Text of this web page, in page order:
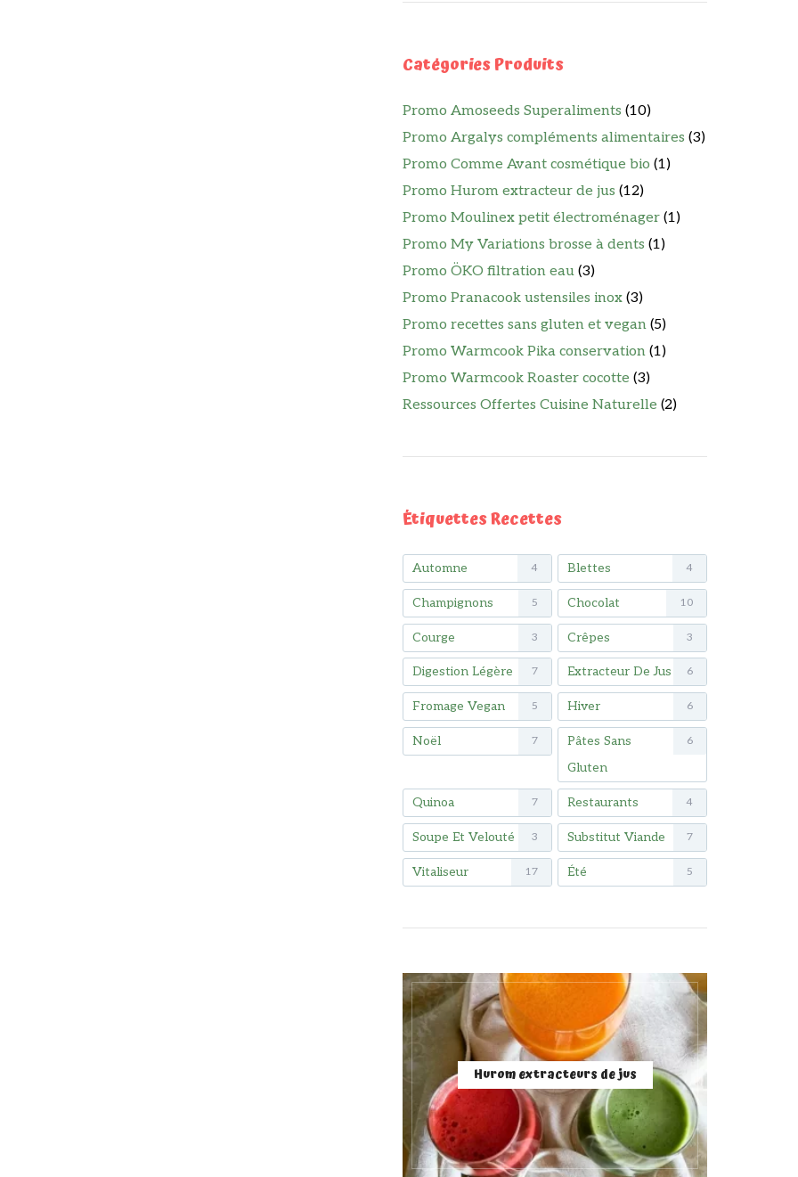
Catégories Produits
Promo Amoseeds Superaliments (10)
Promo Argalys compléments alimentaires (3)
Promo Comme Avant cosmétique bio (1)
Promo Hurom extracteur de jus (12)
Promo Moulinex petit électroménager (1)
Promo My Variations brosse à dents (1)
Promo ÖKO filtration eau (3)
Promo Pranacook ustensiles inox (3)
Promo recettes sans gluten et vegan (5)
Promo Warmcook Pika conservation (1)
Promo Warmcook Roaster cocotte (3)
Ressources Offertes Cuisine Naturelle (2)
Étiquettes Recettes
Automne 4 Blettes 4
Champignons 5 Chocolat 10
Courge 3 Crêpes 3
Digestion Légère 7 Extracteur De Jus 6
Fromage Vegan 5 Hiver 6
Noël 7
Pâtes Sans
Gluten
6
Quinoa 7 Restaurants 4
Soupe Et Velouté 3 Substitut Viande 7
Vitaliseur 17 Été 5
Hurom extracteurs de jus